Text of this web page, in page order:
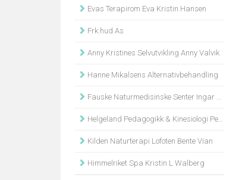
Evas Terapirom Eva Kristin Hansen
Frk.hud As
Anny Kristines Selvutvikling Anny Valvik
Hanne Mikalsens Alternativbehandling
Fauske Naturmedisinske Senter Ingar Arntsen
Helgeland Pedagogikk & Kinesiologi Per Opland
Kilden Naturterapi Lofoten Bente Vian
Himmelriket Spa Kristin L Walberg